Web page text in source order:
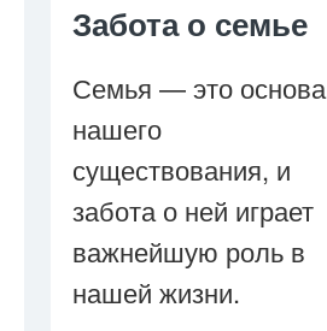
Забота о семье
Семья — это основа
нашего
существования, и
забота о ней играет
важнейшую роль в
нашей жизни.